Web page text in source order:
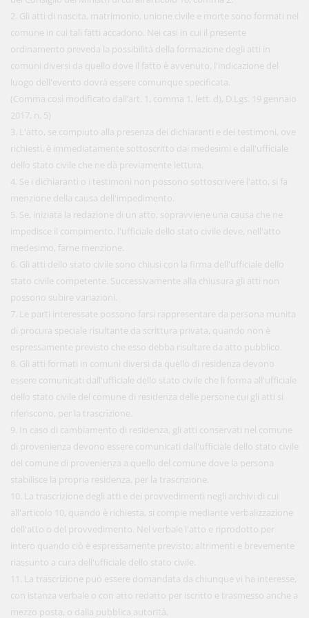
2. Gli atti di nascita, matrimonio, unione civile e morte sono formati nel
comune in cui tali fatti accadono. Nei casi in cui il presente
ordinamento preveda la possibilità della formazione degli atti in
comuni diversi da quello dove il fatto è avvenuto, l'indicazione del
luogo dell'evento dovrà essere comunque specificata.
(Comma così modificato dall’art. 1, comma 1, lett. d), D.Lgs. 19 gennaio
2017, n. 5)
3. L'atto, se compiuto alla presenza dei dichiaranti e dei testimoni, ove
richiesti, è immediatamente sottoscritto dai medesimi e dall'ufficiale
dello stato civile che ne dà previamente lettura.
4. Se i dichiaranti o i testimoni non possono sottoscrivere l'atto, si fa
menzione della causa dell'impedimento.
5. Se, iniziata la redazione di un atto, sopravviene una causa che ne
impedisce il compimento, l'ufficiale dello stato civile deve, nell'atto
medesimo, farne menzione.
6. Gli atti dello stato civile sono chiusi con la firma dell'ufficiale dello
stato civile competente. Successivamente alla chiusura gli atti non
possono subire variazioni.
7. Le parti interessate possono farsi rappresentare da persona munita
di procura speciale risultante da scrittura privata, quando non è
espressamente previsto che esso debba risultare da atto pubblico.
8. Gli atti formati in comuni diversi da quello di residenza devono
essere comunicati dall'ufficiale dello stato civile che li forma all'ufficiale
dello stato civile del comune di residenza delle persone cui gli atti si
riferiscono, per la trascrizione.
9. In caso di cambiamento di residenza, gli atti conservati nel comune
di provenienza devono essere comunicati dall'ufficiale dello stato civile
del comune di provenienza a quello del comune dove la persona
stabilisce la propria residenza, per la trascrizione.
10. La trascrizione degli atti e dei provvedimenti negli archivi di cui
all'articolo 10, quando è richiesta, si compie mediante verbalizzazione
dell'atto o del provvedimento. Nel verbale l'atto e riprodotto per
intero quando ciò è espressamente previsto; altrimenti e brevemente
riassunto a cura dell'ufficiale dello stato civile.
11. La trascrizione può essere domandata da chiunque vi ha interesse,
con istanza verbale o con atto redatto per iscritto e trasmesso anche a
mezzo posta, o dalla pubblica autorità.